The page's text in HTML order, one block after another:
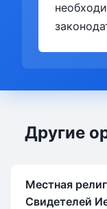
Другие
Местная
Свидетелей